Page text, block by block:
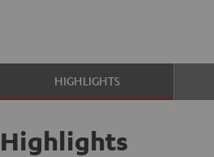
HIGHLIGHTS
Highlights